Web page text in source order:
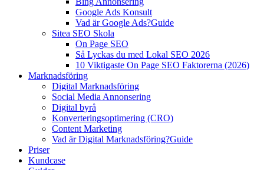
Google Ads Konsult
Vad är Google Ads?Guide
Sitea SEO Skola
On Page SEO
Så Lyckas du med Lokal SEO 2026
10 Viktigaste On Page SEO Faktorerna (2026)
Marknadsföring
Digital Marknadsföring
Social Media Annonsering
Digital byrå
Konverteringsoptimering (CRO)
Content Marketing
Vad är Digital Marknadsföring?Guide
Priser
Kundcase